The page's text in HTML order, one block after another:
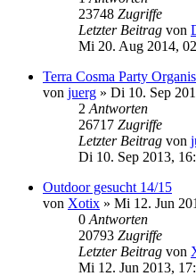
23748 Zugriffe
Letzter Beitrag von
Mi 20. Aug 2014,
Terra Cosma Party
von juerg » Di 10. Sep
2 Antworten
26717 Zugriffe
Letzter Beitrag von
Di 10. Sep 2013,
Outdoor gesucht 14/15
von Xotix » Mi 12. Jun
0 Antworten
20793 Zugriffe
Letzter Beitrag von
Mi 12. Jun 2013,